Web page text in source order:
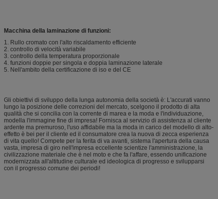
Macchina della laminazione di funzioni:
1. Rullo cromato con l'alto riscaldamento efficiente
2. controllo di velocità variabile
3. controllo della temperatura proporzionale
4. funzioni doppie per singola e doppia laminazione laterale
5. Nell'ambito della certificazione di iso e del CE
Gli obiettivi di sviluppo della lunga autonomia della società è: L'accurati vanno
lungo la posizione delle correzioni del mercato, scelgono il prodotto di alta
qualità che si concilia con la corrente di marea e la moda e l'individuazione,
modella l'immagine fine di impresa! Fornisca al servizio di assistenza al cliente
ardente ma premuroso, l'uso affidabile ma la moda in carico del modello di alto-
effetto è bei per il cliente ed il consumatore crea la nuova di zecca esperienza
di vita quello! Compete per la ferita di va avanti, sistema l'apertura della causa
vasta, impresa di giro nell'impresa eccellente scientize l'amministrazione, la
civilizzazione materiale che è nel moto e che fa l'affare, essendo unificazione
modernizzata all'altitudine culturale ed ideologica di progresso e svilupparsi
con il progresso comune dei periodi!